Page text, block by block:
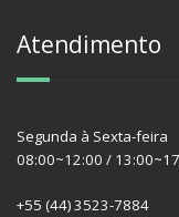
Atendimento
Segunda à Sexta-feira
08:00~12:00 /
+55 (44) 3523-7884